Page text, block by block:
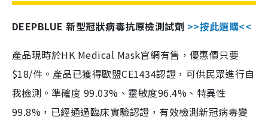
DEEPBLUE 新型冠狀病毒抗原檢測試劑 >>按此選購<<
產品現時於HK Medical Mask官網有售，優惠價只要
$18/件。產品已獲得歐盟CE1434認證，可供民眾進行自
我檢測。準確度 99.03%、靈敏度96.4%、特異性
99.8%，已經通過臨床實驗認證，有效檢測新冠病毒變